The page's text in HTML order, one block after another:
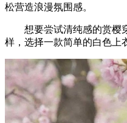
松营造浪漫氛围感。
想要尝试清纯感的赏樱
样，选择一款简单的白色上